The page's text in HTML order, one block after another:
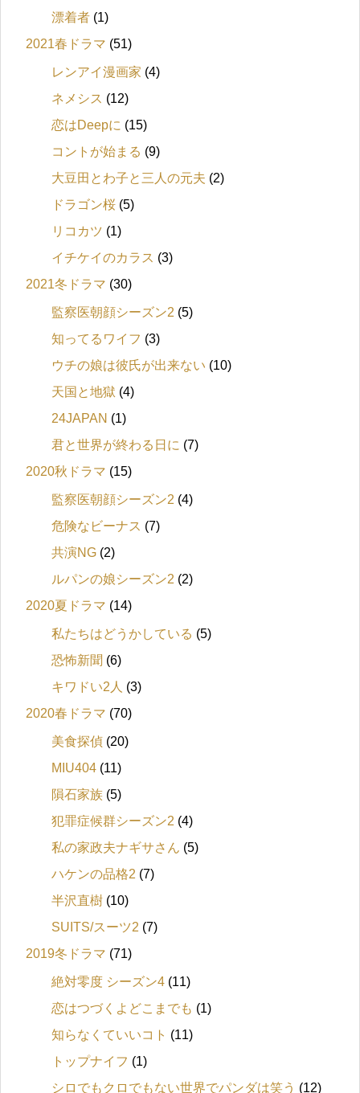
漂着者 (1)
2021春ドラマ (51)
レンアイ漫画家 (4)
ネメシス (12)
恋はDeepに (15)
コントが始まる (9)
大豆田とわ子と三人の元夫 (2)
ドラゴン桜 (5)
リコカツ (1)
イチケイのカラス (3)
2021冬ドラマ (30)
監察医朝顔シーズン2 (5)
知ってるワイフ (3)
ウチの娘は彼氏が出来ない (10)
天国と地獄 (4)
24JAPAN (1)
君と世界が終わる日に (7)
2020秋ドラマ (15)
監察医朝顔シーズン2 (4)
危険なビーナス (7)
共演NG (2)
ルパンの娘シーズン2 (2)
2020夏ドラマ (14)
私たちはどうかしている (5)
恐怖新聞 (6)
キワドい2人 (3)
2020春ドラマ (70)
美食探偵 (20)
MIU404 (11)
隕石家族 (5)
犯罪症候群シーズン2 (4)
私の家政夫ナギサさん (5)
ハケンの品格2 (7)
半沢直樹 (10)
SUITS/スーツ2 (7)
2019冬ドラマ (71)
絶対零度 シーズン4 (11)
恋はつづくよどこまでも (1)
知らなくていいコト (11)
トップナイフ (1)
シロでもクロでもない世界でパンダは笑う (12)